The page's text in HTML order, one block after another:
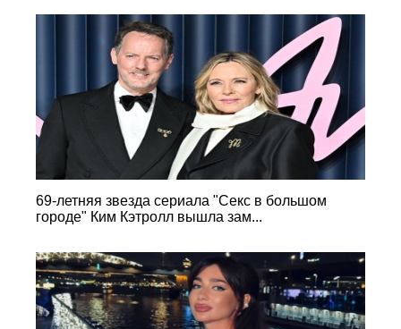
69-летняя звезда сериала "Секс в большом
городе" Ким Кэтролл вышла зам...